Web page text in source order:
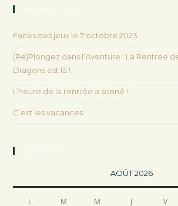
Faites des jeux le 7 octobre 2023
(Re)Plongez dans l’Aventure : La Rentrée
Dragons est là !
L’heure de la rentrée a sonné !
C’est les vacances
AOÛT 2026
L M M J V